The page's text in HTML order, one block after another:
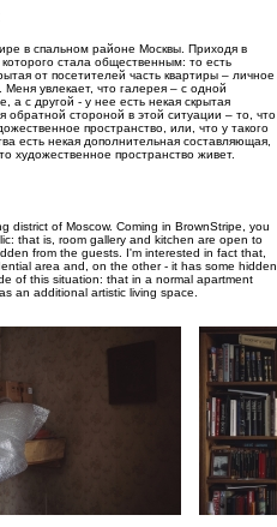
в спальном районе Москвы. Приходя в
стала общественным: то есть
от посетителей часть квартиры – личное
увлекает, что галерея – с одной
а с другой - у нее есть некая скрытая
обратной стороной в этой ситуации – то, что
пространство, или, что у такого
есть некая дополнительная составляющая,
художественное пространство живет.
district of Moscow. Coming in BrownStripe, you
that is, room gallery and kitchen are open to
from the guests. I'm interested in fact that,
area and, on the other - it has some hidden
of this situation: that in a normal apartment
an additional artistic living space.